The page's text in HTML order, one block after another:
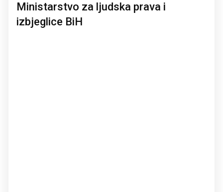
Ministarstvo za ljudska prava i
izbjeglice BiH